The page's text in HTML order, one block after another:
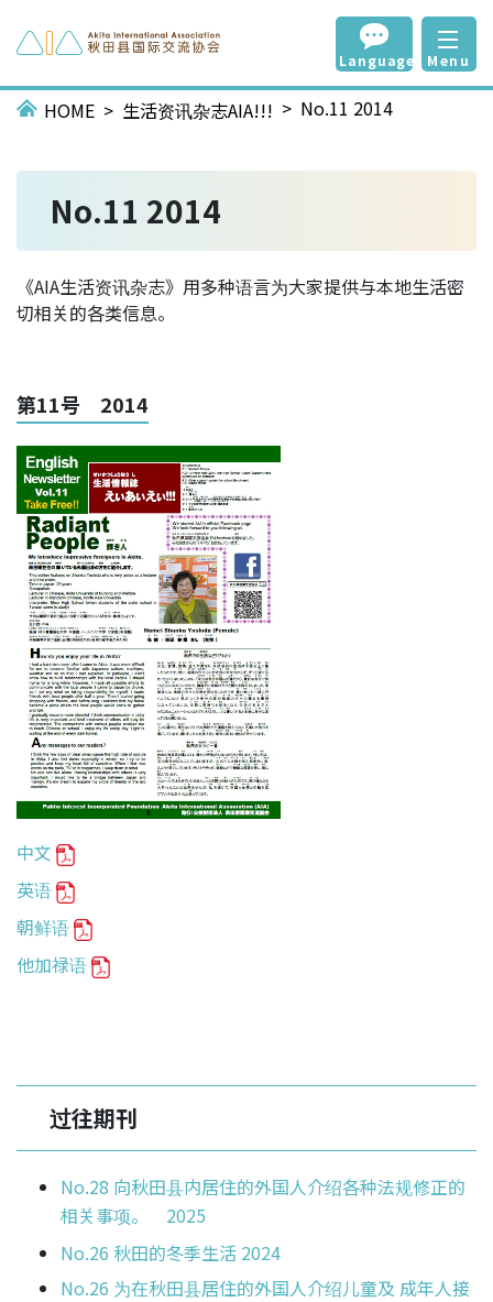
Language Menu
HOME 生活资讯杂志AIA!!! No.11 2014
No.11 2014
《AIA生活资讯杂志》用多种语言为大家提供与本地生活密
切相关的各类信息。
第11号 2014
中文
英语
朝鲜语
他加禄语
过往期刊
No.28 向秋田县内居住的外国人介绍各种法规修正的
相关事项。 2025
No.26 秋田的冬季生活 2024
No.26 为在秋田县居住的外国人介绍儿童及 成年人接